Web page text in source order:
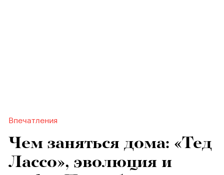
Впечатления
Чем заняться дома: «Тед
Лассо», эволюция и